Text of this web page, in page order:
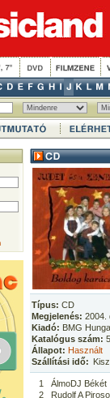
Típus: CD
Megjelenés: 2004.
Kiadó: BMG
Katalógus szám:
Állapot: Használt
Szállítási idő:
1
ÁlmoDJ Békét
2
Rudolf A